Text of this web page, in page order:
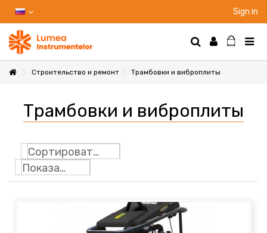
Sign in
Строительство и ремонт Трамбовки и виброплиты
Трамбовки и виброплиты
Сортировать по
Показать: 24